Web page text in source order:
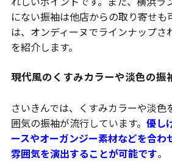
にない振袖は他店からの取り寄せも
は、オンディーヌでラインナップさ
を紹介します。
現代風のくすみカラーや淡色の振
さいきんでは、くすみカラーや淡色
囲気の振袖が流行しています。 優し
ースやオーガンジー素材などを合わ
雰囲気を演出することが可能です。